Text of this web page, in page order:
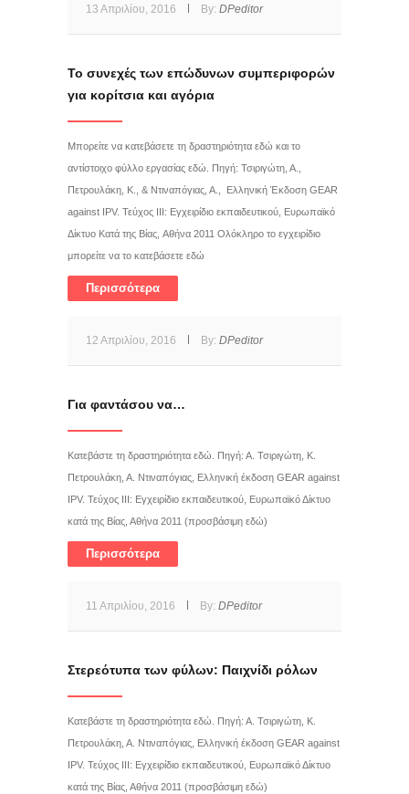
13 Απριλίου, 2016 By: DPeditor
Το συνεχές των επώδυνων συμπεριφορών
για κορίτσια και αγόρια
Μπορείτε να κατεβάσετε τη δραστηριότητα εδώ και το
αντίστοιχο φύλλο εργασίας εδώ. Πηγή: Τσιριγώτη, Α.,
Πετρουλάκη, Κ., & Ντιναπόγιας, Α., Ελληνική Έκδοση GEAR
against IPV. Τεύχος ΙΙΙ: Εγχειρίδιο εκπαιδευτικού, Ευρωπαϊκό
Δίκτυο Κατά της Βίας, Αθήνα 2011 Ολόκληρο το εγχειρίδιο
μπορείτε να το κατεβάσετε εδώ
Περισσότερα
12 Απριλίου, 2016 By: DPeditor
Για φαντάσου να…
Κατεβάστε τη δραστηριότητα εδώ. Πηγή: Α. Τσιριγώτη, Κ.
Πετρουλάκη, Α. Ντιναπόγιας, Ελληνική έκδοση GEAR against
IPV. Τεύχος III: Εγχειρίδιο εκπαιδευτικού, Ευρωπαϊκό Δίκτυο
κατά της Βίας, Αθήνα 2011 (προσβάσιμη εδώ)
Περισσότερα
11 Απριλίου, 2016 By: DPeditor
Στερεότυπα των φύλων: Παιχνίδι ρόλων
Κατεβάστε τη δραστηριότητα εδώ. Πηγή: Α. Τσιριγώτη, Κ.
Πετρουλάκη, Α. Ντιναπόγιας, Ελληνική έκδοση GEAR against
IPV. Τεύχος III: Εγχειρίδιο εκπαιδευτικού, Ευρωπαϊκό Δίκτυο
κατά της Βίας, Αθήνα 2011 (προσβάσιμη εδώ)